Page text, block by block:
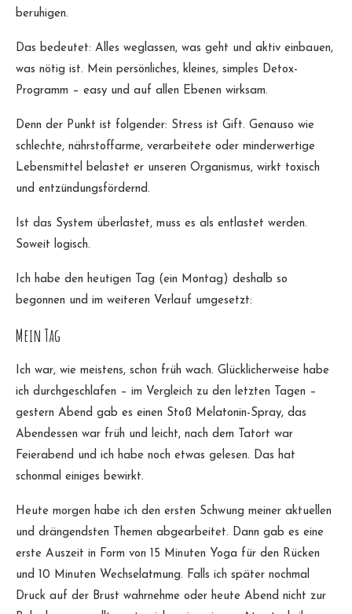
beruhigen.
Das bedeutet: Alles weglassen, was geht und aktiv einbauen,
was nötig ist. Mein persönliches, kleines, simples Detox-
Programm – easy und auf allen Ebenen wirksam.
Denn der Punkt ist folgender: Stress ist Gift. Genauso wie
schlechte, nährstoffarme, verarbeitete oder minderwertige
Lebensmittel belastet er unseren Organismus, wirkt toxisch
und entzündungsfördernd.
Ist das System überlastet, muss es als entlastet werden.
Soweit logisch.
Ich habe den heutigen Tag (ein Montag) deshalb so
begonnen und im weiteren Verlauf umgesetzt:
Mein Tag
Ich war, wie meistens, schon früh wach. Glücklicherweise habe
ich durchgeschlafen – im Vergleich zu den letzten Tagen –
gestern Abend gab es einen Stoß Melatonin-Spray, das
Abendessen war früh und leicht, nach dem Tatort war
Feierabend und ich habe noch etwas gelesen. Das hat
schonmal einiges bewirkt.
Heute morgen habe ich den ersten Schwung meiner aktuellen
und drängendsten Themen abgearbeitet. Dann gab es eine
erste Auszeit in Form von 15 Minuten Yoga für den Rücken
und 10 Minuten Wechselatmung. Falls ich später nochmal
Druck auf der Brust wahrnehme oder heute Abend nicht zur